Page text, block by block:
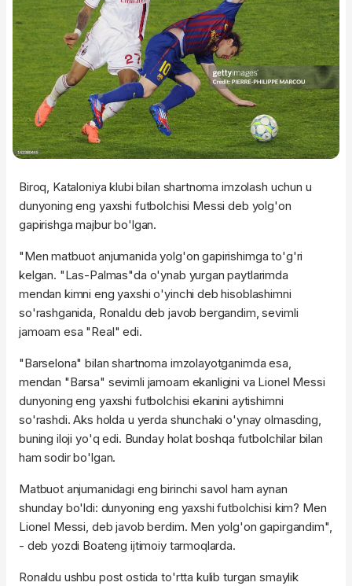
Biroq, Kataloniya klubi bilan shartnoma imzolash uchun u
dunyoning eng yaxshi futbolchisi Messi deb yolg'on
gapirishga majbur bo'lgan.
"Men matbuot anjumanida yolg'on gapirishimga to'g'ri
kelgan. "Las-Palmas"da o'ynab yurgan paytlarimda
mendan kimni eng yaxshi o'yinchi deb hisoblashimni
so'rashganida, Ronaldu deb javob bergandim, sevimli
jamoam esa "Real" edi.
"Barselona" bilan shartnoma imzolayotganimda esa,
mendan "Barsa" sevimli jamoam ekanligini va Lionel Messi
dunyoning eng yaxshi futbolchisi ekanini aytishimni
so'rashdi. Aks holda u yerda shunchaki o'ynay olmasding,
buning iloji yo'q edi. Bunday holat boshqa futbolchilar bilan
ham sodir bo'lgan.
Matbuot anjumanidagi eng birinchi savol ham aynan
shunday bo'ldi: dunyoning eng yaxshi futbolchisi kim? Men
Lionel Messi, deb javob berdim. Men yolg'on gapirgandim",
- deb yozdi Boateng ijtimoiy tarmoqlarda.
Ronaldu ushbu post ostida to'rtta kulib turgan smaylik